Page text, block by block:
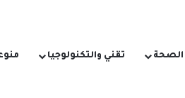
الصحة تقني والتكنولوجيا